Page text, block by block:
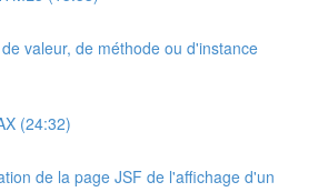
valeur, de méthode ou d'instance
(24:32)
de la page JSF de l'affichage d'un